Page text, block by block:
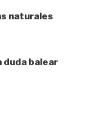
naturales
duda balear